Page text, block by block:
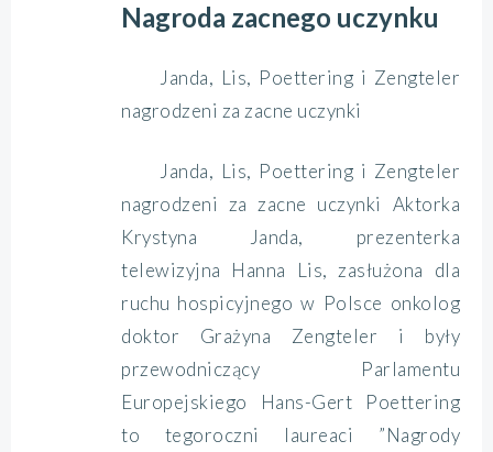
Nagroda zacnego uczynku
Janda, Lis, Poettering i Zengteler
nagrodzeni za zacne uczynki
Janda, Lis, Poettering i Zengteler
nagrodzeni za zacne uczynki Aktorka
Krystyna Janda, prezenterka
telewizyjna Hanna Lis, zasłużona dla
ruchu hospicyjnego w Polsce onkolog
doktor Grażyna Zengteler i były
przewodniczący Parlamentu
Europejskiego Hans-Gert Poettering
to tegoroczni laureaci ”Nagrody